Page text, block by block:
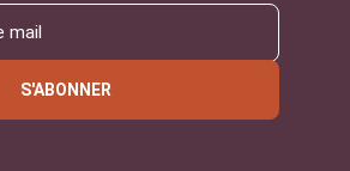
S'ABONNER